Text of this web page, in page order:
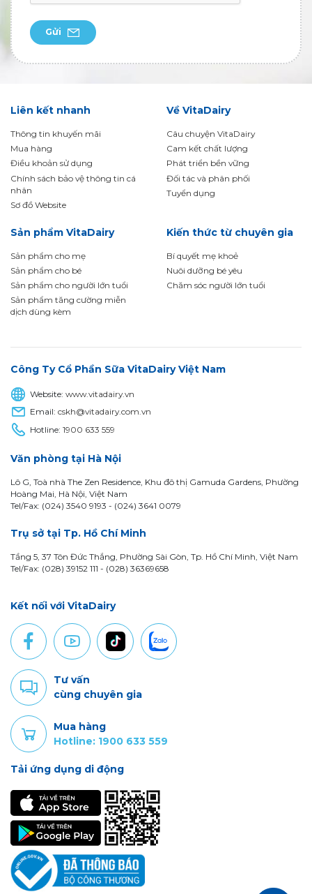
Gửi
Liên kết nhanh
Thông tin khuyến mãi
Mua hàng
Điều khoản sử dụng
Chính sách bảo vệ thông tin cá
nhân
Sơ đồ Website
Về VitaDairy
Câu chuyện VitaDairy
Cam kết chất lượng
Phát triển bền vững
Đối tác và phân phối
Tuyển dụng
Sản phẩm VitaDairy
Sản phẩm cho mẹ
Sản phẩm cho bé
Sản phẩm cho người lớn tuổi
Sản phẩm tăng cường miễn
dịch dùng kèm
Kiến thức từ chuyên gia
Bí quyết mẹ khoẻ
Nuôi dưỡng bé yêu
Chăm sóc người lớn tuổi
Công Ty Cổ Phần Sữa VitaDairy Việt Nam
Website:www.vitadairy.vn
Email:cskh@vitadairy.com.vn
Hotline:1900 633 559
Văn phòng tại Hà Nội
Lô G, Toà nhà The Zen Residence, Khu đô thị Gamuda Gardens, Phường
Hoàng Mai, Hà Nội, Việt Nam
Tel/Fax: (024) 3540 9193 - (024) 3641 0079
Trụ sở tại Tp. Hồ Chí Minh
Tầng 5, 37 Tôn Đức Thắng, Phường Sài Gòn, Tp. Hồ Chí Minh, Việt Nam
Tel/Fax: (028) 39152 111 - (028) 36369658
Kết nối với VitaDairy
Tư vấn
cùng chuyên gia
Mua hàng
Hotline: 1900 633 559
Tải ứng dụng di động